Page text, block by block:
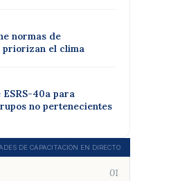
normas de
priorizan el clima
ESRS-40a para
no pertenecientes
DE CAPACITACIÓN EN DIRECTO
01